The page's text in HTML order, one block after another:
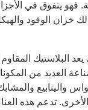
فهو يتفوق في
خزان الوقود
البلاستيك المقاوم
العديد من
والينابيع
الأخرى. تدعم هذه